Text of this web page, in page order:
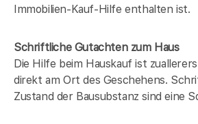
Immobilien-Kauf-Hilfe enthalten ist.
Schriftliche Gutachten zum Haus
Die Hilfe beim Hauskauf ist
direkt am Ort des Geschehens.
Zustand der Bausubstanz sind eine